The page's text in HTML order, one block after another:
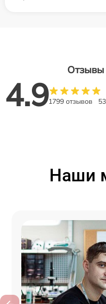
Отзывы
4.91799 отзывов
Наши